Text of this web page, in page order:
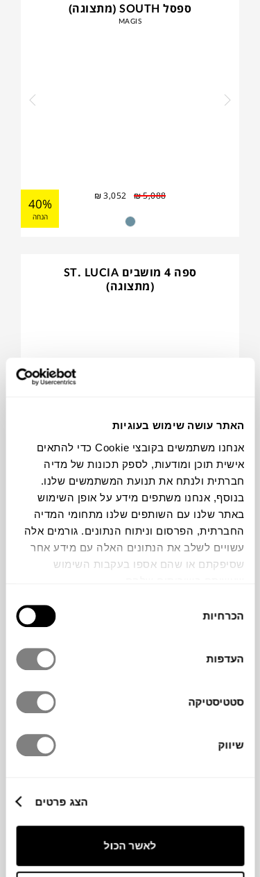
האתר עושה שימוש בעוגיות
אנחנו משתמשים בקובצי Cookie כדי להתאים
אישית תוכן ומודעות, לספק תכונות של מדיה
חברתית ולנתח את תנועת המשתמשים שלנו.
בנוסף, אנחנו משתפים מידע על אופן השימוש
באתר שלנו עם השותפים שלנו מתחומי המדיה
החברתית, הפרסום וניתוח הנתונים. גורמים אלה
עשויים לשלב את הנתונים האלה עם מידע אחר
שסיפקתם או שהם אספו בעקבות השימוש
הסכמה
הכרחיות
העדפות
סטטיסטיקה
שיווק
הצג פרטים
לאשר הכול
ספסל SOUTH (מתצוגה)
MAGIS
₪5,088
₪3,052
40%
הנחה
ספה 4 מושבים ST. LUCIA
(מתצוגה)
₪20,476
₪12,285
40%
הנחה
ספה 3 מושבים LUD'O (מתצוגה)
CAPPELLINI
21%
הנחה